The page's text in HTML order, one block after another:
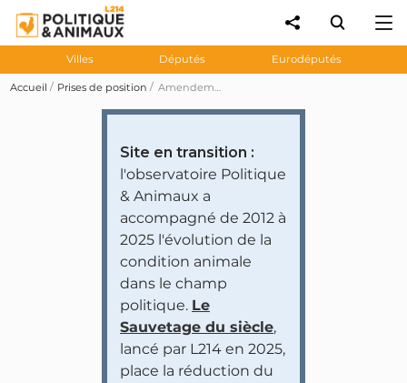
Villes Députés Eurodéputés
Accueil Prises de position Amendement 384, 551, 2042 et 2044 visant à ce que le ministère de la Santé appuie les établissements pour assurer la qualité nutritionnelle et gustative des menus végétariens
Site en transition :
l'observatoire Politique
& Animaux a
accompagné de 2012 à
2025 l'évolution de la
condition animale
dans le champ
politique. Le
Sauvetage du siècle,
lancé par L214 en 2025,
place la réduction du